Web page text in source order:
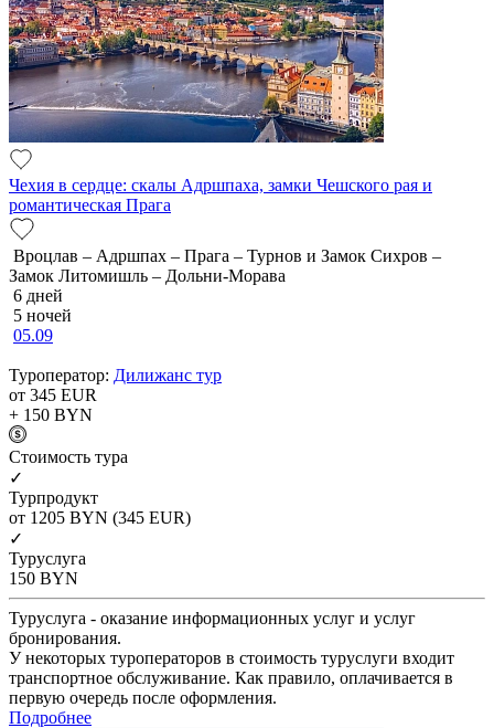
Чехия в сердце: скалы Адршпаха, замки Чешского рая и
романтическая Прага
Вроцлав – Адршпах – Прага – Турнов и Замок Сихров –
Замок Литомишль – Дольни-Морава
6 дней
5 ночей
05.09
Туроператор: Дилижанс тур
от 345 EUR
+ 150 BYN
Cтоимость тура
✓
Турпродукт
от 1205 BYN (345 EUR)
✓
Туруслуга
150 BYN
Туруслуга - оказание информационных услуг и услуг
бронирования.
У некоторых туроператоров в стоимость туруслуги входит
транспортное обслуживание. Как правило, оплачивается в
первую очередь после оформления.
Подробнее